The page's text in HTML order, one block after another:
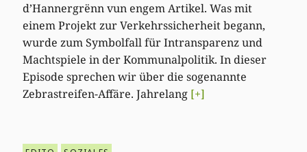
d’Hannergrënn vun engem Artikel. Was mit
einem Projekt zur Verkehrssicherheit begann,
wurde zum Symbolfall für Intransparenz und
Machtspiele in der Kommunalpolitik. In dieser
Episode sprechen wir über die sogenannte
Zebrastreifen-Affäre. Jahrelang [+]